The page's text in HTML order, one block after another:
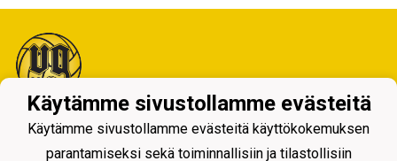
Tietosuojaseloste
Käytämme sivustollamme evästeitä
Käytämme sivustollamme evästeitä käyttökokemuksen
parantamiseksi sekä toiminnallisiin ja tilastollisiin